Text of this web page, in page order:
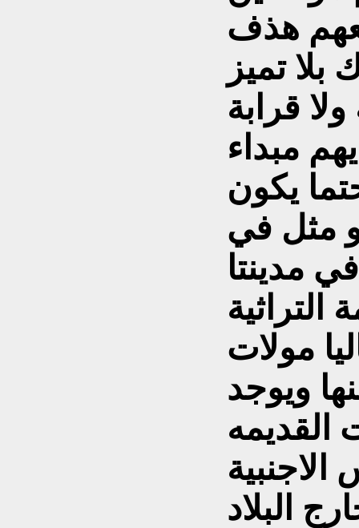
هذف
تميز
قرابة
مبداء
يكون
مثل في
مدينتا
التراثية
مولات
ويوجد
القديمه
البلاد